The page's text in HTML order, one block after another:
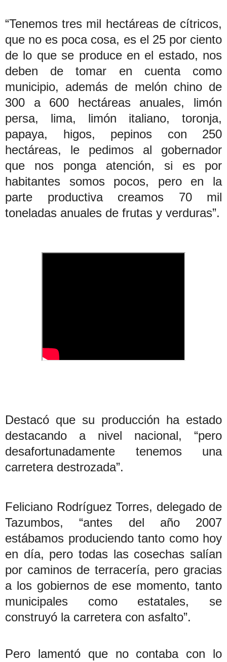
“Tenemos tres mil hectáreas de cítricos,
que no es poca cosa, es el 25 por ciento
de lo que se produce en el estado, nos
deben de tomar en cuenta como
municipio, además de melón chino de
300 a 600 hectáreas anuales, limón
persa, lima, limón italiano, toronja,
papaya, higos, pepinos con 250
hectáreas, le pedimos al gobernador
que nos ponga atención, si es por
habitantes somos pocos, pero en la
parte productiva creamos 70 mil
toneladas anuales de frutas y verduras”.
Destacó que su producción ha estado
destacando a nivel nacional, “pero
desafortunadamente tenemos una
carretera destrozada”.
Feliciano Rodríguez Torres, delegado de
Tazumbos, “antes del año 2007
estábamos produciendo tanto como hoy
en día, pero todas las cosechas salían
por caminos de terracería, pero gracias
a los gobiernos de ese momento, tanto
municipales como estatales, se
construyó la carretera con asfalto”.
Pero lamentó que no contaba con lo